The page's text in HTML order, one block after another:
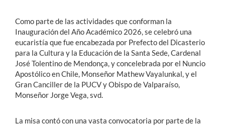
Como parte de las actividades que conforman la
Inauguración del Año Académico 2026, se celebró una
eucaristía que fue encabezada por Prefecto del Dicasterio
para la Cultura y la Educación de la Santa Sede,Cardenal
José Tolentino de Mendonça, y concelebrada por el Nuncio
Apostólico en Chile, Monseñor Mathew Vayalunkal, y el
Gran Canciller de la PUCV y Obispo de Valparaíso,
Monseñor Jorge Vega, svd.
La misa contó con una vasta convocatoria por parte de la